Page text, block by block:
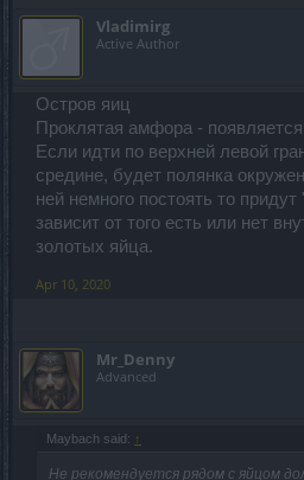
Vladimirg
Active Author
Остров яиц
Проклятая амфора -
Если идти по верхней левой
средине, будет полянка
ней немного постоять то придут
зависит от того есть или нет
золотых яйца.
Apr 10, 2020
Mr_Denny
Advanced
Maybach said: ↑
Не рекомендуется рядом с яйцом